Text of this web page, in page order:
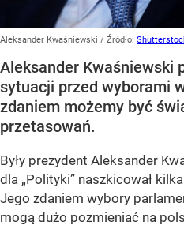
Aleksander Kwaśniewski / Źródło:
Aleksander Kwaśniewski
sytuacji przed wyborami
zdaniem możemy być
przetasowań.
Były prezydent Aleksander
dla „Polityki” naszkicował
Jego zdaniem wybory
mogą dużo pozmieniać na